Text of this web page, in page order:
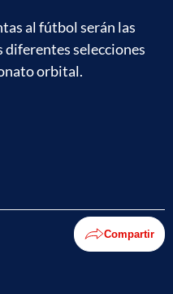
al fútbol serán las
diferentes selecciones
orbital.
Compartir